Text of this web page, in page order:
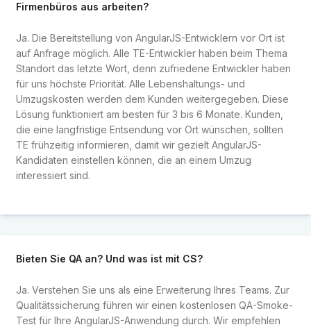
Firmenbüros aus arbeiten?
Ja. Die Bereitstellung von AngularJS-Entwicklern vor Ort ist
auf Anfrage möglich. Alle TE-Entwickler haben beim Thema
Standort das letzte Wort, denn zufriedene Entwickler haben
für uns höchste Priorität. Alle Lebenshaltungs- und
Umzugskosten werden dem Kunden weitergegeben. Diese
Lösung funktioniert am besten für 3 bis 6 Monate. Kunden,
die eine langfristige Entsendung vor Ort wünschen, sollten
TE frühzeitig informieren, damit wir gezielt AngularJS-
Kandidaten einstellen können, die an einem Umzug
interessiert sind.
Bieten Sie QA an? Und was ist mit CS?
Ja. Verstehen Sie uns als eine Erweiterung Ihres Teams. Zur
Qualitätssicherung führen wir einen kostenlosen QA-Smoke-
Test für Ihre AngularJS-Anwendung durch. Wir empfehlen